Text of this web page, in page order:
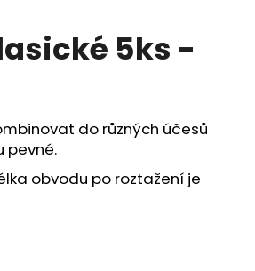
5ks -
do různých účesů
pevné.
obvodu po roztažení je